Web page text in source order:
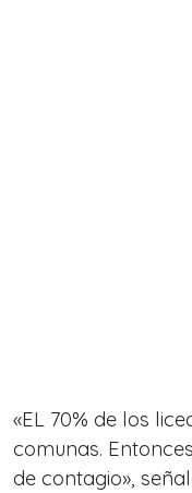
«EL 70% de los
comunas.
de contagio»,